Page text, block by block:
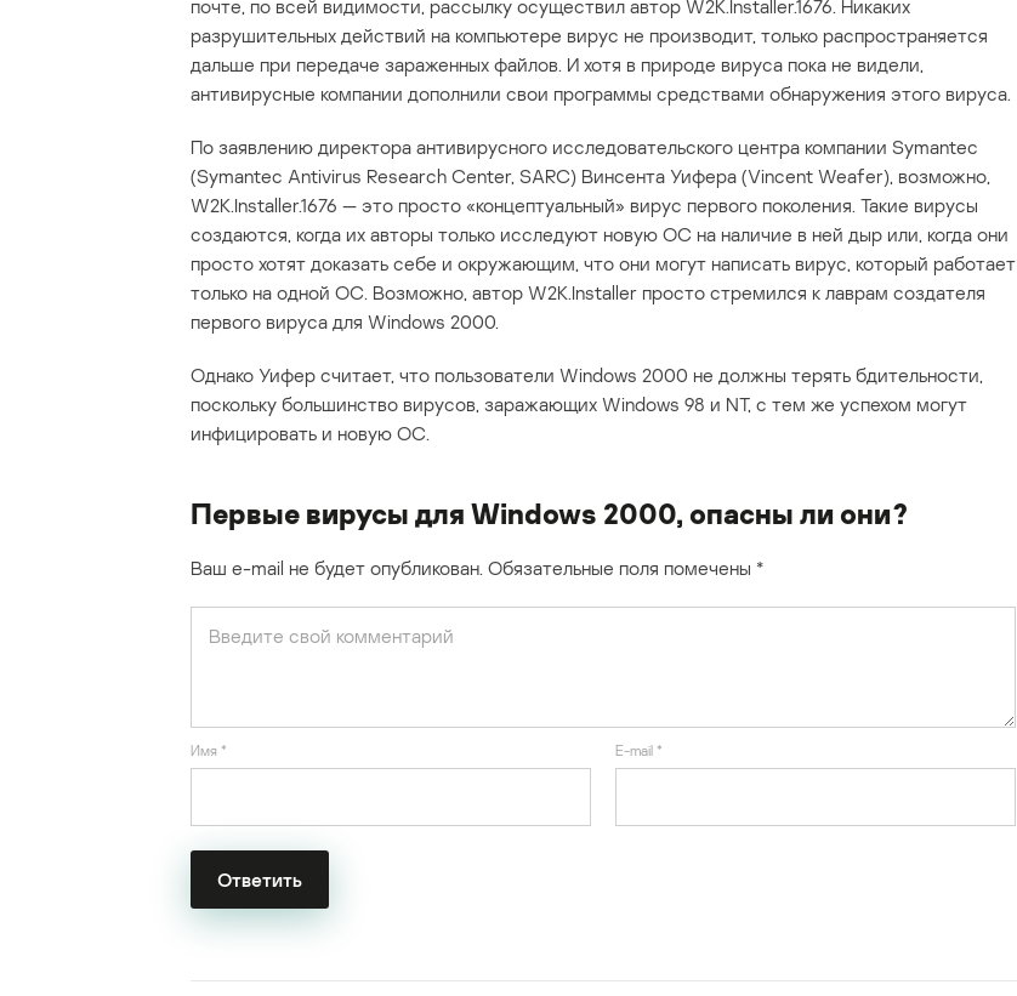
почте, по всей видимости, рассылку осуществил автор W2K.Installer.1676. Никаких
разрушительных действий на компьютере вирус не производит, только распространяется
дальше при передаче зараженных файлов. И хотя в природе вируса пока не видели,
антивирусные компании дополнили свои программы средствами обнаружения этого вируса.
По заявлению директора антивирусного исследовательского центра компании Symantec
(Symantec Antivirus Research Center, SARC) Винсента Уифера (Vincent Weafer), возможно,
W2K.Installer.1676 — это просто «концептуальный» вирус первого поколения. Такие вирусы
создаются, когда их авторы только исследуют новую ОС на наличие в ней дыр или, когда они
просто хотят доказать себе и окружающим, что они могут написать вирус, который работает
только на одной ОС. Возможно, автор W2K.Installer просто стремился к лаврам создателя
первого вируса для Windows 2000.
Однако Уифер считает, что пользователи Windows 2000 не должны терять бдительности,
поскольку большинство вирусов, заражающих Windows 98 и NT, с тем же успехом могут
инфицировать и новую ОС.
Первые вирусы для Windows 2000, опасны ли они?
Ваш e-mail не будет опубликован. Обязательные поля помечены *
Имя * E-mail *